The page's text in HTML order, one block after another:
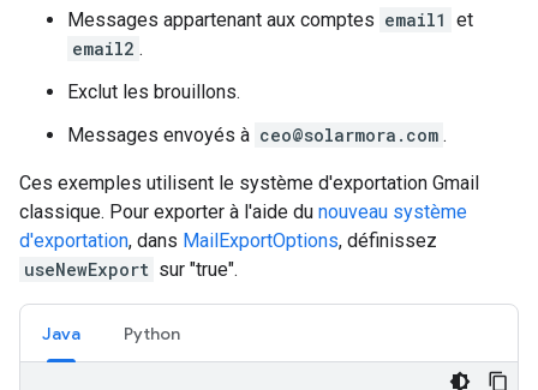
Messages appartenant aux comptes email1 et
email2 .
Exclut les brouillons.
Messages envoyés à ceo@solarmora.com .
Ces exemples utilisent le système d'exportation Gmail
classique. Pour exporter à l'aide du nouveau système
d'exportation, dans MailExportOptions, définissez
useNewExport sur "true".
Java Python